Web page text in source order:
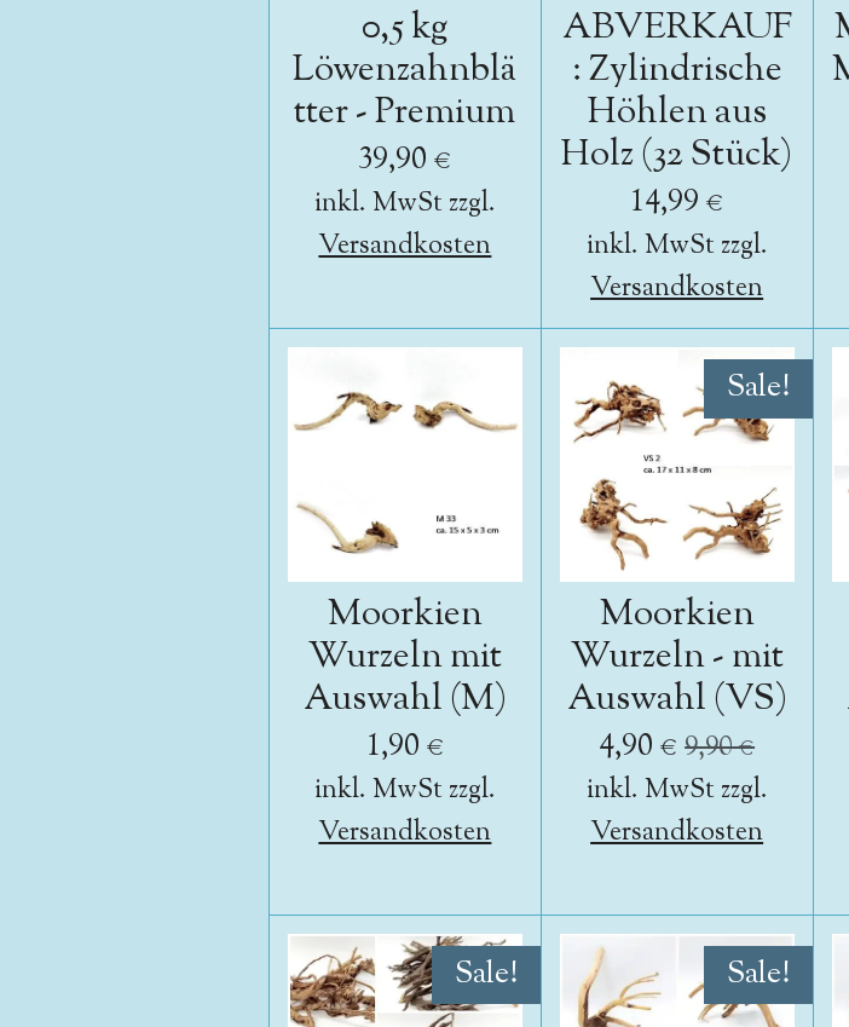
0,5 kg
Löwenzahnblä
tter - Premium
39,90 €
inkl. MwSt zzgl.
Versandkosten
ABVERKAUF
: Zylindrische
Höhlen aus
Holz (32 Stück)
14,99 €
inkl. MwSt zzgl.
Versandkosten
Moorkien
Wurzeln mit
Auswahl (M)
1,90 €
inkl. MwSt zzgl.
Versandkosten
Sale!
Moorkien
Wurzeln - mit
Auswahl (VS)
4,90 € 9,90 €
inkl. MwSt zzgl.
Versandkosten
Sale! Sale!